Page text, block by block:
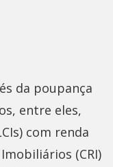
da poupança
entre eles,
com renda
(CRI)